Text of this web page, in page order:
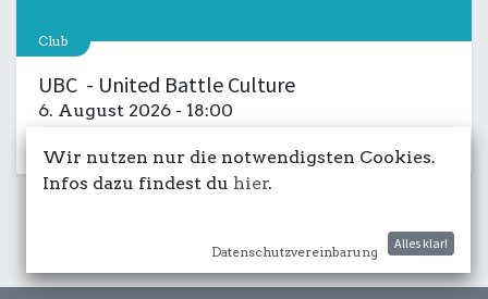
Club
UBC - United Battle Culture
6. August 2026 - 18:00
Wir nutzen nur die notwendigsten Cookies.
Infos dazu findest du hier.
Datenschutzvereinbarung
Alles klar!